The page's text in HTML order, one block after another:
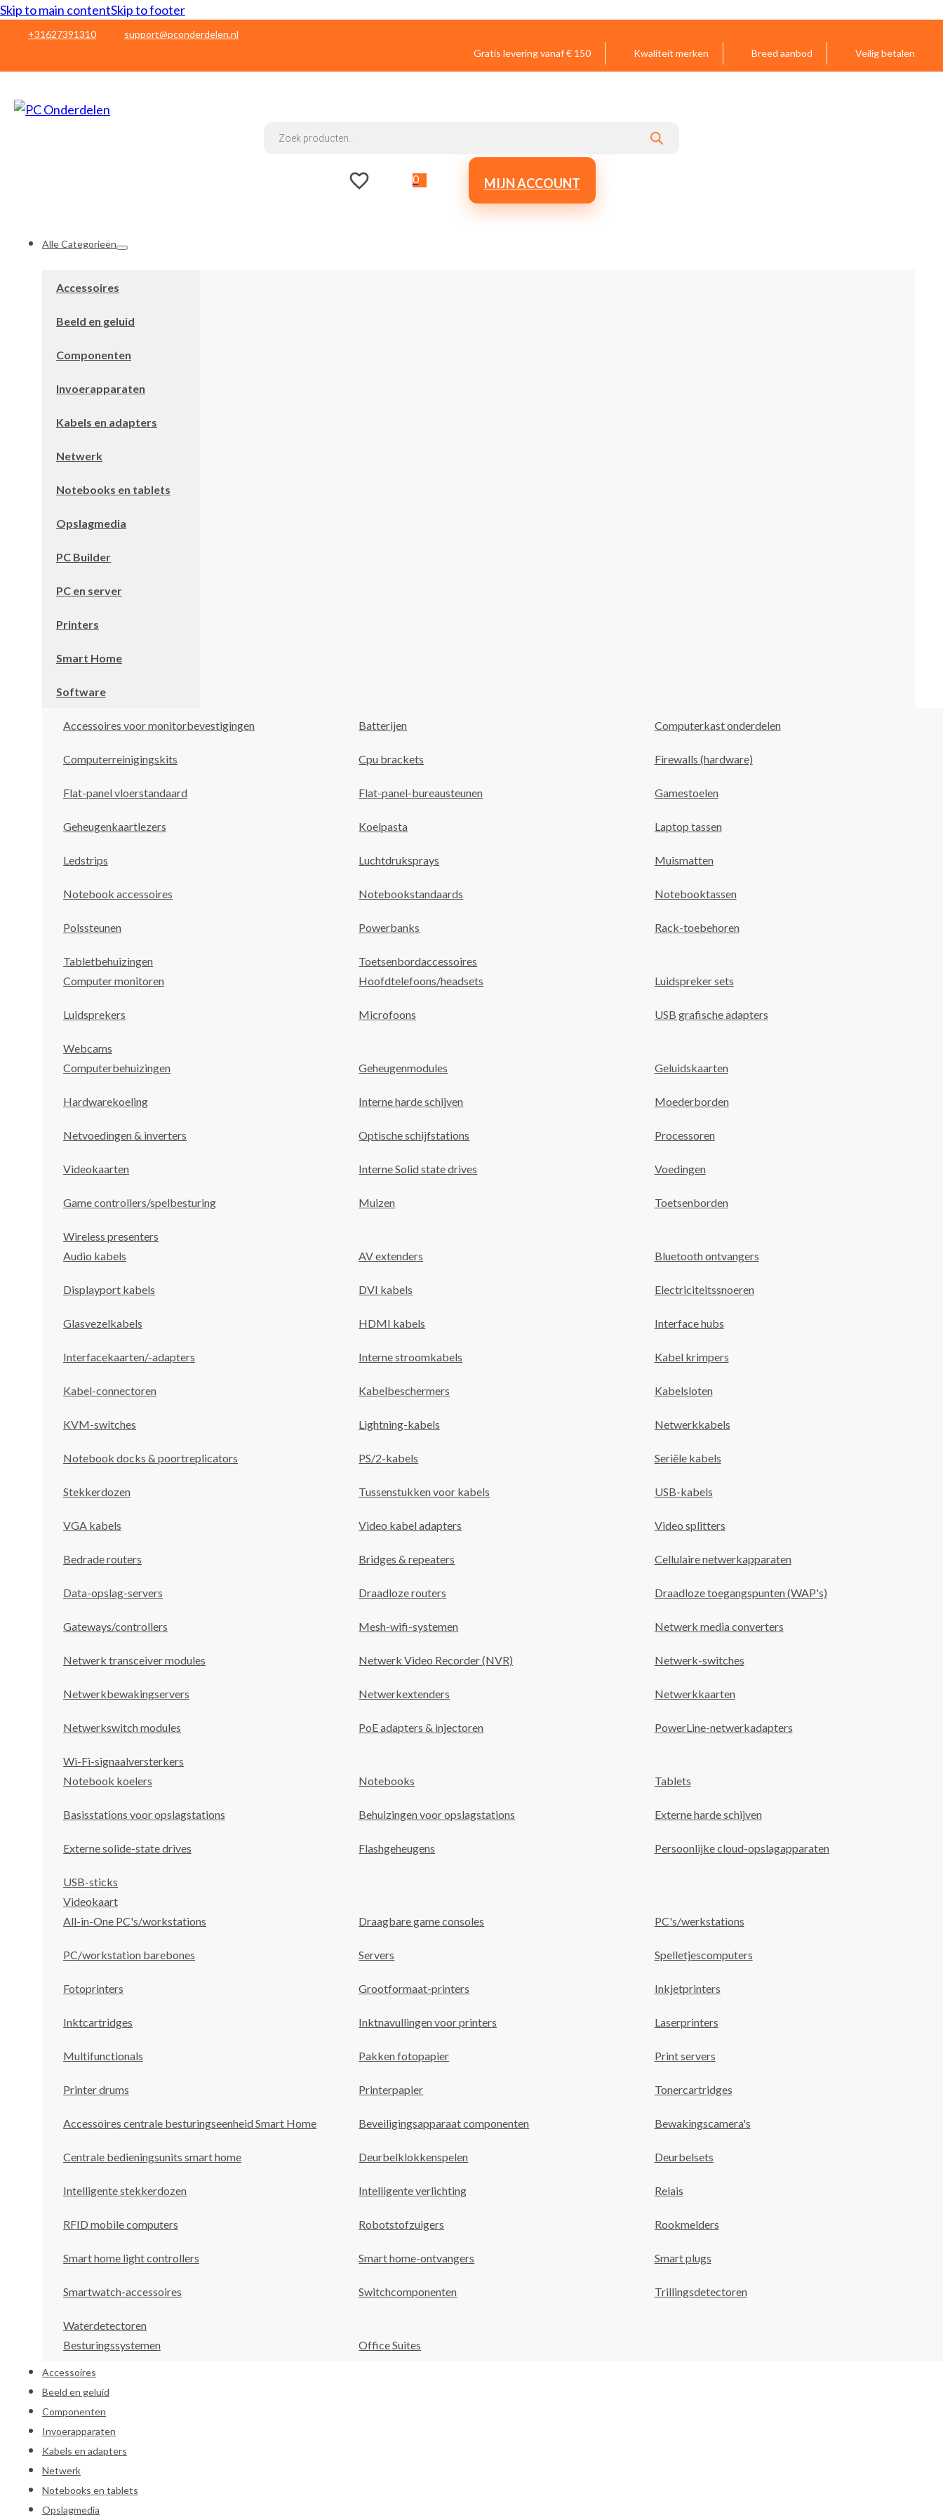
Skip to main contentSkip to footer
+31627391310
support@pconderdelen.nl
Gratis levering vanaf € 150
Kwaliteit merken Breed aanbod Veilig betalen
search
0 MIJN ACCOUNT
Alle Categorieën
Accessoires
Beeld en geluid
Componenten
Invoerapparaten
Kabels en adapters
Netwerk
Notebooks en tablets
Opslagmedia
PC Builder
PC en server
Printers
Smart Home
Software
Accessoires voor monitorbevestigingen Batterijen Computerkast onderdelen
Computerreinigingskits Cpu brackets Firewalls (hardware)
Flat-panel vloerstandaard Flat-panel-bureausteunen Gamestoelen
Geheugenkaartlezers Koelpasta Laptop tassen
Ledstrips Luchtdruksprays Muismatten
Notebook accessoires Notebookstandaards Notebooktassen
Polssteunen Powerbanks Rack-toebehoren
Tabletbehuizingen
Toetsenbordaccessoires
Computer monitoren
Hoofdtelefoons/headsets Luidspreker sets
Luidsprekers Microfoons USB grafische adapters
Webcams
Computerbehuizingen
Geheugenmodules Geluidskaarten
Hardwarekoeling Interne harde schijven Moederborden
Netvoedingen & inverters Optische schijfstations Processoren
Videokaarten Interne Solid state drives Voedingen
Game controllers/spelbesturing Muizen Toetsenborden
Wireless presenters
Audio kabels
AV extenders Bluetooth ontvangers
Displayport kabels DVI kabels Electriciteitssnoeren
Glasvezelkabels HDMI kabels Interface hubs
Interfacekaarten/-adapters Interne stroomkabels Kabel krimpers
Kabel-connectoren Kabelbeschermers Kabelsloten
KVM-switches Lightning-kabels Netwerkkabels
Notebook docks & poortreplicators PS/2-kabels Seriële kabels
Stekkerdozen Tussenstukken voor kabels USB-kabels
VGA kabels Video kabel adapters Video splitters
Bedrade routers Bridges & repeaters Cellulaire netwerkapparaten
Data-opslag-servers Draadloze routers Draadloze toegangspunten (WAP's)
Gateways/controllers Mesh-wifi-systemen Netwerk media converters
Netwerk transceiver modules Netwerk Video Recorder (NVR) Netwerk-switches
Netwerkbewakingservers Netwerkextenders Netwerkkaarten
Netwerkswitch modules PoE adapters & injectoren PowerLine-netwerkadapters
Wi-Fi-signaalversterkers
Notebook koelers
Notebooks Tablets
Basisstations voor opslagstations Behuizingen voor opslagstations Externe harde schijven
Externe solide-state drives Flashgeheugens Persoonlijke cloud-opslagapparaten
USB-sticks
Videokaart
All-in-One PC's/workstations
Draagbare game consoles PC's/werkstations
PC/workstation barebones Servers Spelletjescomputers
Fotoprinters Grootformaat-printers Inkjetprinters
Inktcartridges Inktnavullingen voor printers Laserprinters
Multifunctionals Pakken fotopapier Print servers
Printer drums Printerpapier Tonercartridges
Accessoires centrale besturingseenheid Smart Home Beveiligingsapparaat componenten Bewakingscamera's
Centrale bedieningsunits smart home Deurbelklokkenspelen Deurbelsets
Intelligente stekkerdozen Intelligente verlichting Relais
RFID mobile computers Robotstofzuigers Rookmelders
Smart home light controllers Smart home-ontvangers Smart plugs
Smartwatch-accessoires Switchcomponenten Trillingsdetectoren
Waterdetectoren
Besturingssystemen
Office Suites
Accessoires
Beeld en geluid
Componenten
Invoerapparaten
Kabels en adapters
Netwerk
Notebooks en tablets
Opslagmedia